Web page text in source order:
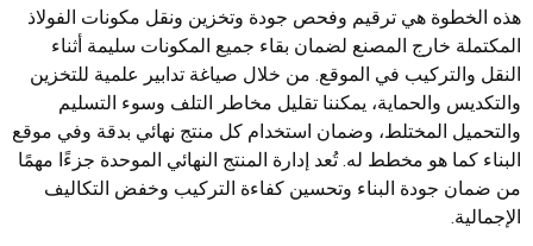
هذه الخطوة هي ترقيم وفحص جودة وتخزين ونقل مكونات الفولاذ
المكتملة خارج المصنع لضمان بقاء جميع المكونات سليمة أثناء
النقل والتركيب في الموقع. من خلال صياغة تدابير علمية للتخزين
والتكديس والحماية، يمكننا تقليل مخاطر التلف وسوء التسليم
والتحميل المختلط، وضمان استخدام كل منتج نهائي بدقة وفي موقع
البناء كما هو مخطط له. تُعد إدارة المنتج النهائي الموحدة جزءًا مهمًا
من ضمان جودة البناء وتحسين كفاءة التركيب وخفض التكاليف
الإجمالية.